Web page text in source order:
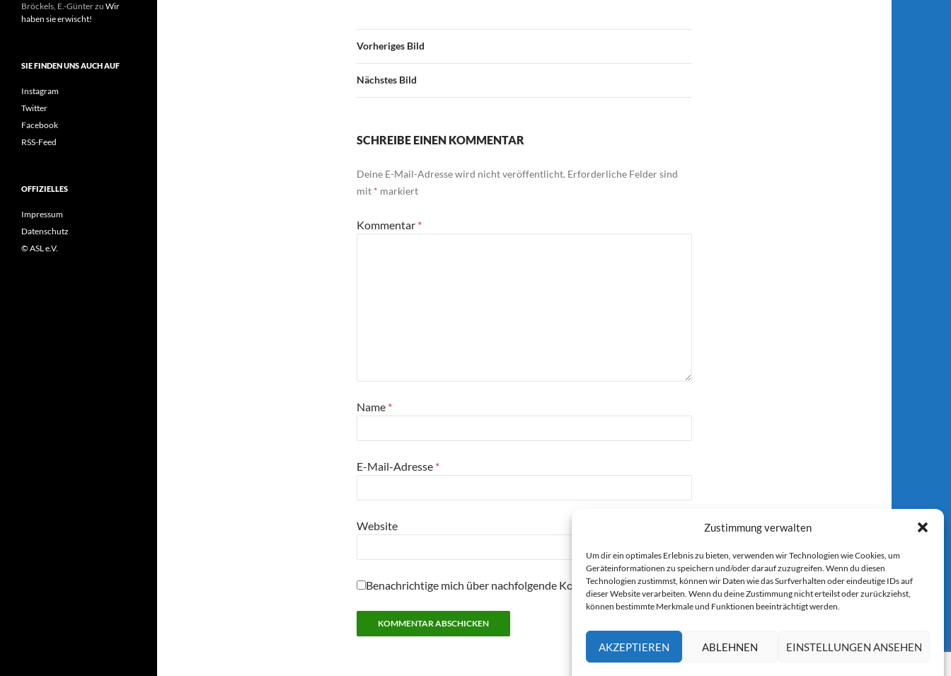
Zustimmung verwalten
Um dir ein optimales Erlebnis zu bieten, verwenden wir Technologien wie Cookies, um
Geräteinformationen zu speichern und/oder darauf zuzugreifen. Wenn du diesen
Technologien zustimmst, können wir Daten wie das Surfverhalten oder eindeutige IDs auf
dieser Website verarbeiten. Wenn du deine Zustimmung nicht erteilst oder zurückziehst,
können bestimmte Merkmale und Funktionen beeinträchtigt werden.
AKZEPTIEREN ABLEHNEN EINSTELLUNGEN ANSEHEN
Vorheriges Bild
Nächstes Bild
SCHREIBE EINEN KOMMENTAR
Deine E-Mail-Adresse wird nicht veröffentlicht. Erforderliche Felder sind
mit * markiert
Kommentar *
Name *
E-Mail-Adresse *
Website
Benachrichtige mich über nachfolgende Kommentare per E-Mail.
Bröckels, E.-Günterzu Wir
haben sie erwischt!
SIE FINDEN UNS AUCH AUF
Instagram
Twitter
Facebook
RSS-Feed
OFFIZIELLES
Impressum
Datenschutz
© ASL e.V.